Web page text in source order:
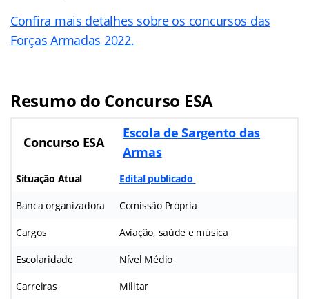
Confira mais detalhes sobre os concursos das
Forças Armadas 2022.
Resumo do Concurso ESA
Concurso ESA
Escola de Sargento das
Armas
Situação Atual Edital publicado
Banca organizadora Comissão Própria
Cargos Aviação, saúde e música
Escolaridade Nível Médio
Carreiras Militar